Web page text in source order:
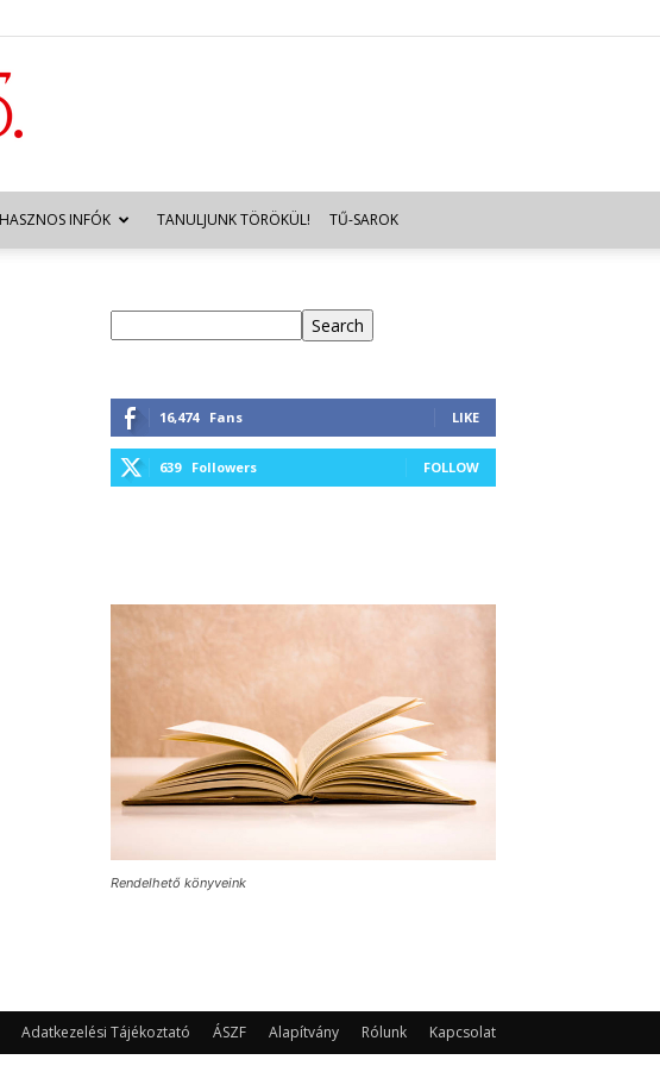
HASZNOS INFÓK TANULJUNK TÖRÖKÜL! TŰ-SAROK
Search
16,474 Fans LIKE
639 Followers FOLLOW
Rendelhető könyveink
Adatkezelési Tájékoztató ÁSZF Alapítvány Rólunk Kapcsolat